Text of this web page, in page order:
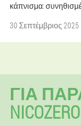
κάπνισμα:
30 Σεπτέμβριος 2025
ΓΙΑ